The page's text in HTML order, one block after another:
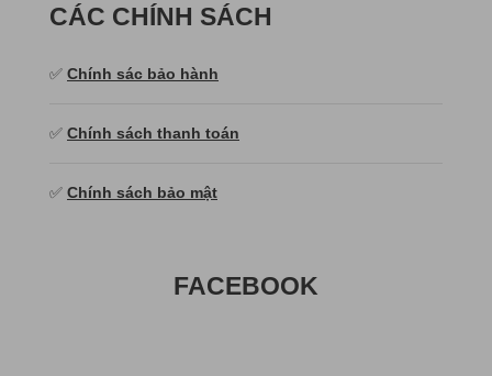
CÁC CHÍNH SÁCH
✅ Chính sác bảo hành
✅ Chính sách thanh toán
✅ Chính sách bảo mật
FACEBOOK